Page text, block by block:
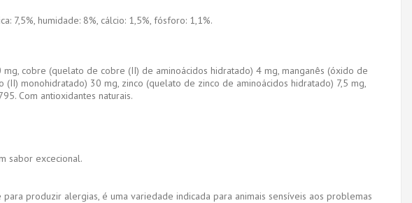
7,5%, humidade: 8%, cálcio: 1,5%, fósforo: 1,1%.
cobre (quelato de cobre (II) de aminoácidos hidratado) 4 mg, manganês (óxido de
monohidratado) 30 mg, zinco (quelato de zinco de aminoácidos hidratado) 7,5 mg,
Com antioxidantes naturais.
sabor excecional.
produzir alergias, é uma variedade indicada para animais sensíveis aos problemas